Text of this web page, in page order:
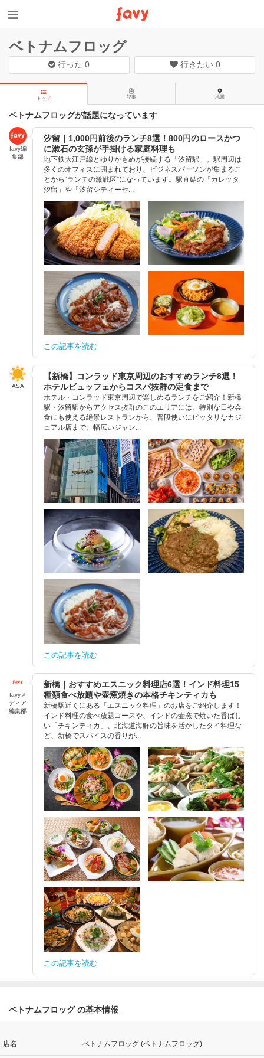
ベトナムフロッグ
行った0 行きたい 0
トップ 記事 地図
ベトナムフロッグが話題になっています
favy編
集部
汐留｜1,000円前後のランチ8選！800円のロースかつ
に漱石の玄孫が手掛ける家庭料理も
地下鉄大江戸線とゆりかもめが接続する「汐留駅」。駅周辺は
多くのオフィスに囲まれており、ビジネスパーソンが集まるこ
とから“ランチの激戦区”になっています。駅直結の「カレッタ
汐留」や「汐留シティーセ...
この記事を読む
ASA
【新橋】コンラッド東京周辺のおすすめランチ8選！
ホテルビュッフェからコスパ抜群の定食まで
ホテル・コンラッド東京周辺で楽しめるランチをご紹介！新橋
駅・汐留駅からアクセス抜群のこのエリアには、特別な日や会
食にも使える絶景レストランから、普段使いにピッタリなカジ
ュアル店まで、幅広いジャン...
この記事を読む
favyメ
ディア
編集部
新橋｜おすすめエスニック料理店6選！インド料理15
種類食べ放題や壷窯焼きの本格チキンティカも
新橋駅近くにある「エスニック料理」のお店をご紹介します！
インド料理の食べ放題コースや、インドの壷窯で焼いた香ばし
い「チキンティカ」、北海道海鮮の旨味を活かしたタイ料理な
ど、新橋でスパイスの香りが...
この記事を読む
ベトナムフロッグ の基本情報
店名 ベトナムフロッグ (ベトナムフロッグ)